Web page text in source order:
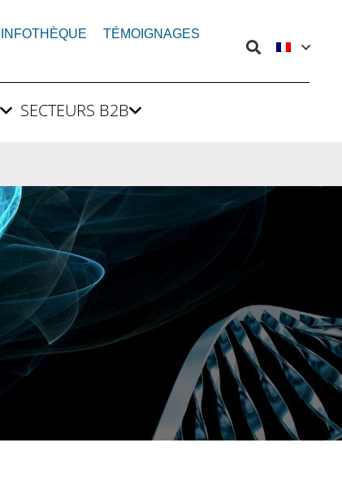
INFOTHÈQUE
TÉMOIGNAGES
SECTEURS B2B